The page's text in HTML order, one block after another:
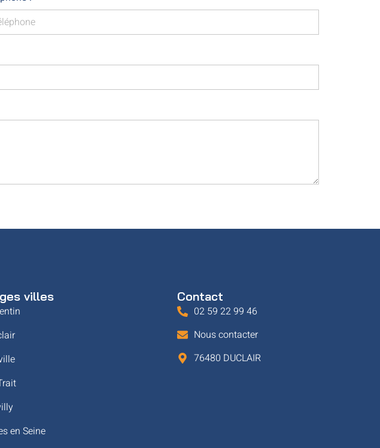
villes
en Seine
Contact
02 59 22 99 46
Nous contacter
76480 DUCLAIR